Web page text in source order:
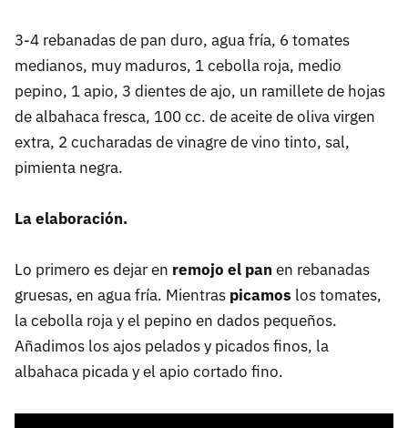
3-4 rebanadas de pan duro, agua fría, 6 tomates
medianos, muy maduros, 1 cebolla roja, medio
pepino, 1 apio, 3 dientes de ajo, un ramillete de hojas
de albahaca fresca, 100 cc. de aceite de oliva virgen
extra, 2 cucharadas de vinagre de vino tinto, sal,
pimienta negra.
La elaboración.
Lo primero es dejar en remojo el pan en rebanadas
gruesas, en agua fría. Mientras picamos los tomates,
la cebolla roja y el pepino en dados pequeños.
Añadimos los ajos pelados y picados finos, la
albahaca picada y el apio cortado fino.